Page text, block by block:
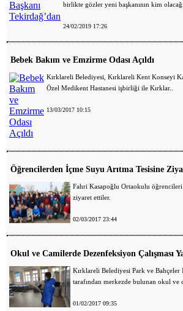
birlikte gözler yeni başkanının kim
24/02/2019 17:26
Bebek Bakım ve Emzirme Odası Açıldı
Kırklareli Belediyesi, Kırklareli Kent Konseyi
Özel Medikent Hastanesi işbirliği ile Kırklar..
13/03/2017 10:15
Öğrencilerden İçme Suyu Arıtma Tesisine
Fahri Kasapoğlu Ortaokulu öğrencileri
ziyaret ettiler.
02/03/2017 23:44
Okul ve Camilerde Dezenfeksiyon Çalışması
Kırklareli Belediyesi Park ve
tarafından merkezde bulunan okul ve
01/02/2017 09:35